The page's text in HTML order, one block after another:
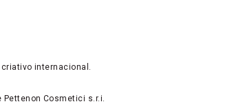
internacional.
Pettenon Cosmetici s.r.i.